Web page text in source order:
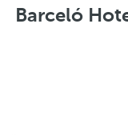
Barceló